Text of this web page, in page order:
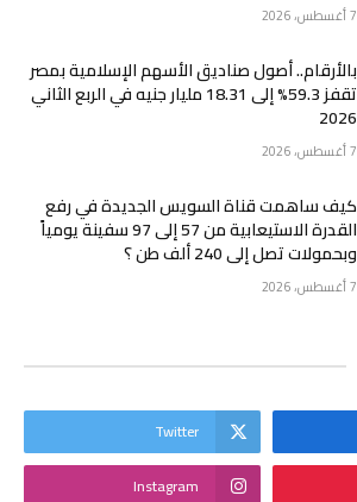
7 أغسطس، 2026
بالأرقام.. أصول صناديق الأسهم الإسلامية بمصر
تقفز 59.3% إلى 18.31 مليار جنيه في الربع الثاني
2026
7 أغسطس، 2026
كيف ساهمت قناة السويس الجديدة في رفع
القدرة الاستيعابية من 57 إلى 97 سفينة يومياً
وبحمولات تصل إلى 240 ألف طن ؟
7 أغسطس، 2026
Twitter
Instagram